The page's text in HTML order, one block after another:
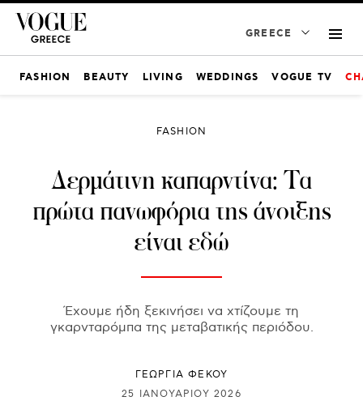
GREECE
FASHION BEAUTY LIVING WEDDINGS VOGUE TV
FASHION
Δερμάτινη καπαρντίνα: Τα
πρώτα πανωφόρια της άνοιξης
είναι εδώ
Έχουμε ήδη ξεκινήσει να χτίζουμε τη
γκαρνταρόμπα της μεταβατικής περιόδου.
ΓΕΩΡΓΙΑ ΦΕΚΟΥ
25 ΙΑΝΟΥΑΡΊΟΥ 2026